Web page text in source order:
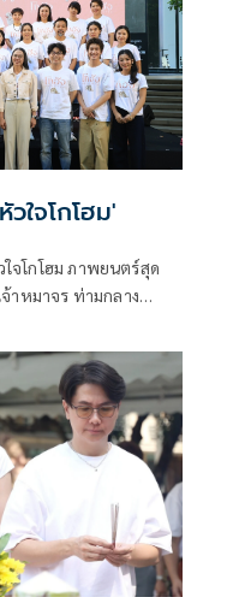
ใจโกโฮม'
ใจโกโฮม ภาพยนตร์สุด
ท่ามกลาง